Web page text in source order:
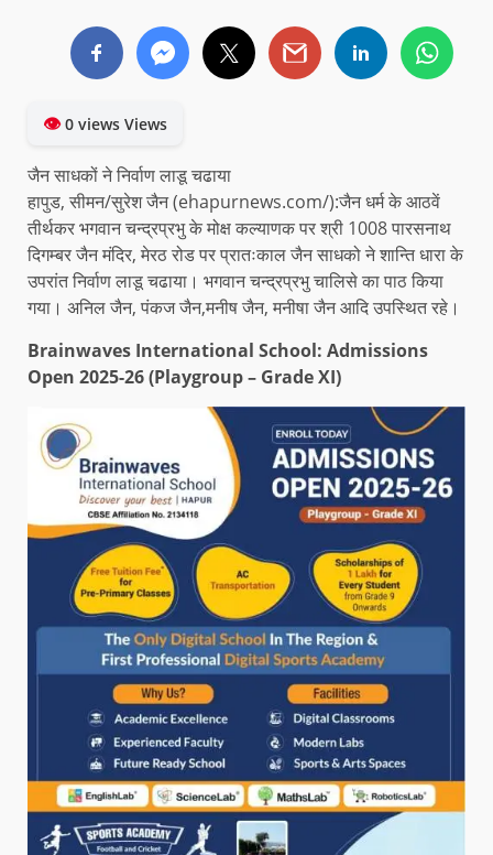
👁0 views Views
जैन साधकों ने निर्वाण लाडू चढाया
हापुड, सीमन/सुरेश जैन (ehapurnews.com/):जैन धर्म के आठवें
तीर्थकर भगवान चन्द्रप्रभु के मोक्ष कल्याणक पर श्री 1008 पारसनाथ
दिगम्बर जैन मंदिर, मेरठ रोड पर प्रातःकाल जैन साधको ने शान्ति धारा के
उपरांत निर्वाण लाडू चढाया। भगवान चन्द्रप्रभु चालिसे का पाठ किया
गया। अनिल जैन, पंकज जैन,मनीष जैन, मनीषा जैन आदि उपस्थित रहे।
Brainwaves International School: Admissions
Open 2025-26 (Playgroup – Grade XI)